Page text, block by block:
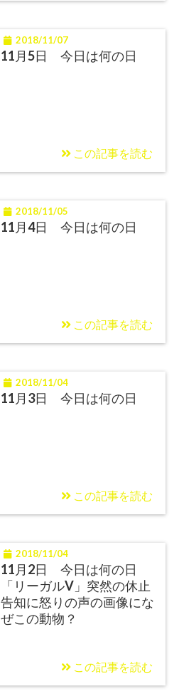
2018/11/07
11月5日 今日は何の日
この記事を読む
2018/11/05
11月4日 今日は何の日
この記事を読む
2018/11/04
11月3日 今日は何の日
この記事を読む
2018/11/04
11月2日 今日は何の日
「リーガルV」突然の休止
告知に怒りの声の画像にな
ぜこの動物？
この記事を読む